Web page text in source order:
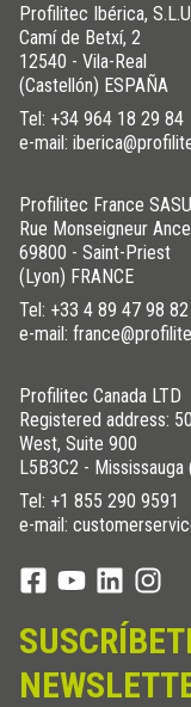
Profilitec Ibérica,
Camí de Betxí, 2
12540 - Vila-Real
(Castellón) ESPAÑA
Tel: +34 964 18 29 84
e-mail:
Profilitec France SASU
Rue Monseigneur
69800 - Saint-Priest
(Lyon) FRANCE
Tel: +33 4 89 47 98 82
e-mail:
Profilitec Canada LTD
Registered address:
West, Suite 900
L5B3C2 - Mississauga
Tel: +1 855 290 9591
e-mail: